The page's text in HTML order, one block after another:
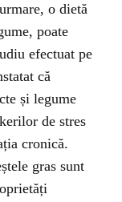
o dietă
poate
efectuat pe
că
și legume
de stres
cronică.
gras sunt